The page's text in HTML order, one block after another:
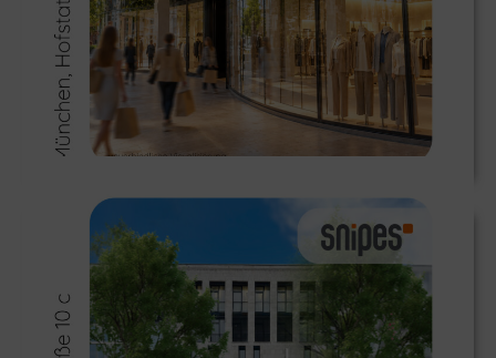
≫
News aus Stuttgarts Toplage Königstraße